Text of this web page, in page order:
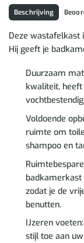
Beschrijving
Deze wastafelkast
Hij geeft je
Duurzaam
kwaliteit,
Voldoende
ruimte om
shampoo en
badkamerkast
zodat je de
benutten.
IJzeren
stijl toe aan